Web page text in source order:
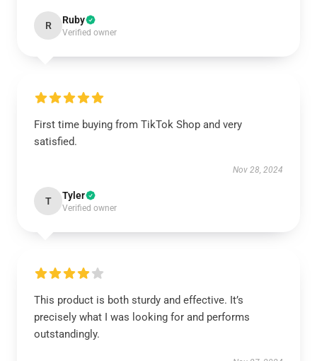
R Ruby
Verified owner
First time buying from TikTok Shop and very
satisfied.
Nov 28, 2024
T Tyler
Verified owner
This product is both sturdy and effective. It’s
precisely what I was looking for and performs
outstandingly.